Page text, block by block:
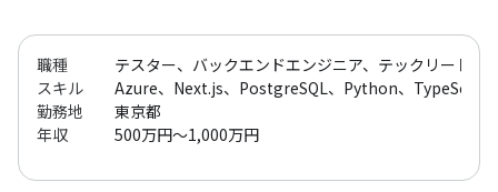
職種
テスター、バックエンドエンジニア、テックリード
スキル
Azure、Next.js、PostgreSQL、Python、
勤務地
東京都
年収
500万円～1,000万円